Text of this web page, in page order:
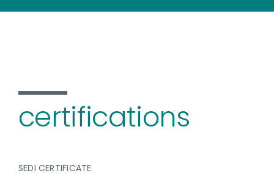
certifications
SEDI CERTIFICATE